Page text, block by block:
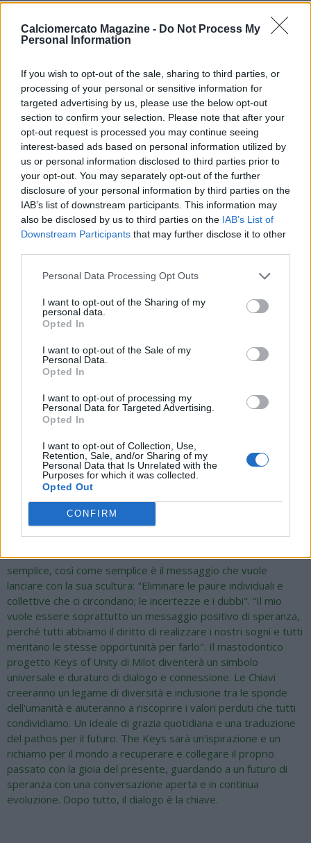
Calciomercato Magazine - Do Not Process My
Personal Information
If you wish to opt-out of the sale, sharing to third parties, or
processing of your personal or sensitive information for
targeted advertising by us, please use the below opt-out
section to confirm your selection. Please note that after your
opt-out request is processed you may continue seeing
interest-based ads based on personal information utilized by
us or personal information disclosed to third parties prior to
your opt-out. You may separately opt-out of the further
disclosure of your personal information by third parties on the
IAB’s list of downstream participants. This information may
also be disclosed by us to third parties on the IAB’s List of
Downstream Participants that may further disclose it to other
Personal Data Processing Opt Outs
I want to opt-out of the Sharing of my
personal data.
Opted In
I want to opt-out of the Sale of my
Personal Data.
Opted In
I want to opt-out of processing my
Personal Data for Targeted Advertising.
Opted In
I want to opt-out of Collection, Use,
Retention, Sale, and/or Sharing of my
Personal Data that Is Unrelated with the
Purposes for which it was collected.
Opted Out
CONFIRM
Sarà presente l'Ambasciatore Albanese di Roma Anita Bitri
Albanese Elda Hoti.
Questo messaggio universale sarà poi portato in altre città
italiane ed europee, dove ogni tappa aggiungerà un timbro
unico. Anche altre chiavi dello stesso progetto - The Water
Key, in tournée in Asia e Oceania, e The Dream Key, in
tournée nelle Americhe - appariranno in tutto il pianeta.
Questo messaggio di connessione e dialogo è un messaggio
che Milot spera di portare ovunque. Infatti, ha recentemente
vinto un concorso internazionale organizzato dal Ministero
"Albanian Key" sarà presto realizzata e posizionata nel nord
del suo Paese, l'Albania. "Nel grande sforzo che facciamo ogni
giorno per realizzare i nostri sogni, troviamo
inconsapevolmente molte barriere, pregiudizi e meccanismi
nella vita, dove è molto difficile realizzare i nostri desideri",
spiega Milot. "La Chiave, come oggetto, non ha il semplice
scopo di 'aprire', ma di simboleggiare l'apertura di tutto,
senza luoghi chiusi, come strumento per trovare la giusta 'via'
per ogni essere umano. In questa società siamo
continuamente bombardati da immagini virtuali: mostrare se
stessi è diventato l'impegno più comune. L'uomo è costretto
all'incomunicabilità e, di conseguenza, anche gli artisti sono alla
'ricerca' di una nuova identità per cercare di far riflettere sulla
grande incertezza in cui viviamo".
Milot è un artista italo-albanese che affronta la vita in modo
semplice, così come semplice è il messaggio che vuole
lanciare con la sua scultura: "Eliminare le paure individuali e
collettive che ci circondano; le incertezze e i dubbi". “Il mio
vuole essere soprattutto un messaggio positivo di speranza,
perché tutti abbiamo il diritto di realizzare i nostri sogni e tutti
meritano le stesse opportunità per farlo". Il mastodontico
progetto Keys of Unity di Milot diventerà un simbolo
universale e duraturo di dialogo e connessione. Le Chiavi
creeranno un legame di diversità e inclusione tra le sponde
dell'umanità e aiuteranno a riscoprire i valori perduti che tutti
condividiamo. Un ideale di grazia quotidiana e una traduzione
del pathos per il futuro. The Keys sarà un'ispirazione e un
richiamo per il mondo a recuperare e collegare il proprio
passato con la gioia del presente, guardando a un futuro di
speranza con una conversazione aperta e in continua
evoluzione. Dopo tutto, il dialogo è la chiave.